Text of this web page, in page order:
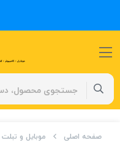
صفحه اصلی موبایل و تبلت